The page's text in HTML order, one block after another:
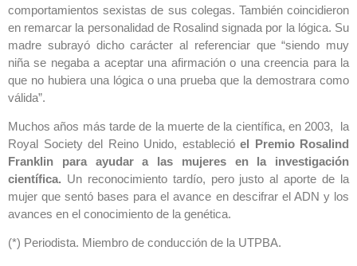
comportamientos sexistas de sus colegas. También coincidieron
en remarcar la personalidad de Rosalind signada por la lógica. Su
madre subrayó dicho carácter al referenciar que “siendo muy
niña se negaba a aceptar una afirmación o una creencia para la
que no hubiera una lógica o una prueba que la demostrara como
válida”.
Muchos años más tarde de la muerte de la científica, en 2003, la
Royal Society del Reino Unido, estableció el Premio Rosalind
Franklin para ayudar a las mujeres en la investigación
científica. Un reconocimiento tardío, pero justo al aporte de la
mujer que sentó bases para el avance en descifrar el ADN y los
avances en el conocimiento de la genética.
(*) Periodista. Miembro de conducción de la UTPBA.